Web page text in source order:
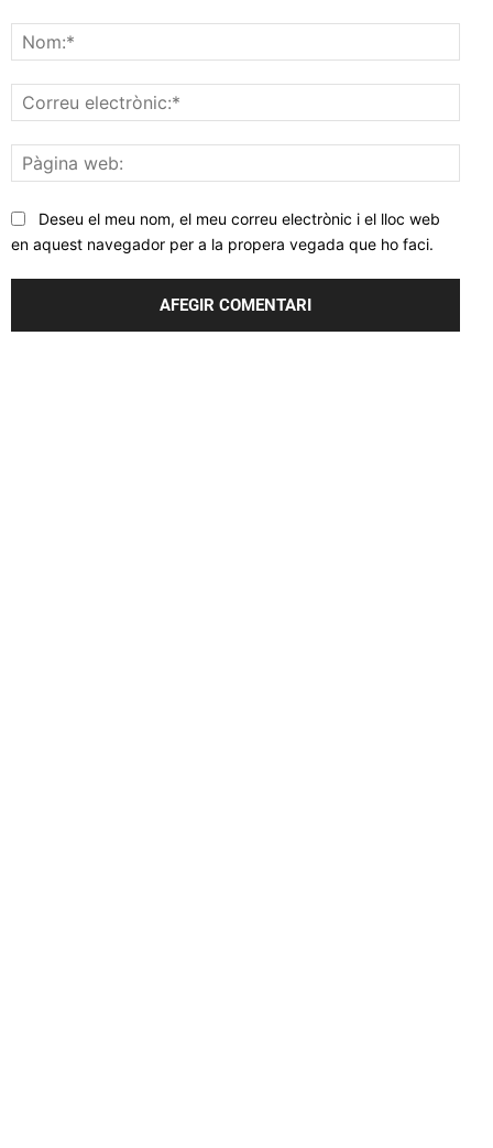
web:
Deseu el meu nom, el meu correu electrònic i el lloc web
en aquest navegador per a la propera vegada que ho faci.